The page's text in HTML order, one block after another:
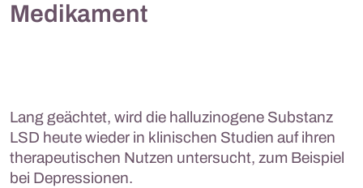
Medikament
Lang geächtet, wird die halluzinogene Substanz
LSD heute wieder in klinischen Studien auf ihren
therapeutischen Nutzen untersucht, zum Beispiel
bei Depressionen.